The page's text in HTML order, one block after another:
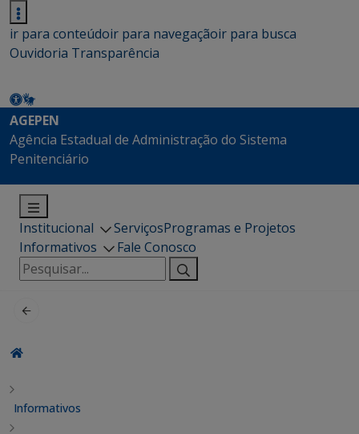
ir para conteúdoir para navegaçãoir para busca
Ouvidoria Transparência
AGEPEN
Agência Estadual de Administração do Sistema
Penitenciário
Institucional ServiçosProgramas e Projetos
Informativos
Fale Conosco
Pesquisar
por:
Informativos